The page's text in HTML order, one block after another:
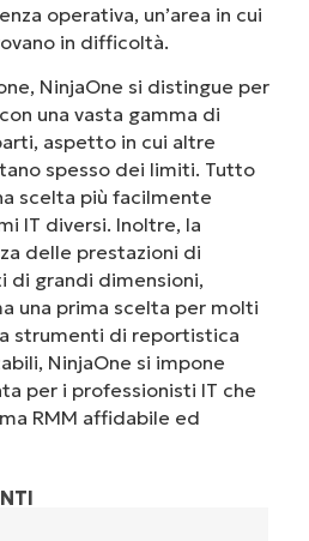
operativa, un’area in cui
in difficoltà.
NinjaOne si distingue per
una vasta gamma di
aspetto in cui altre
spesso dei limiti. Tutto
scelta più facilmente
IT diversi. Inoltre, la
delle prestazioni di
di grandi dimensioni,
una prima scelta per molti
strumenti di reportistica
NinjaOne si impone
per i professionisti IT che
RMM affidabile ed